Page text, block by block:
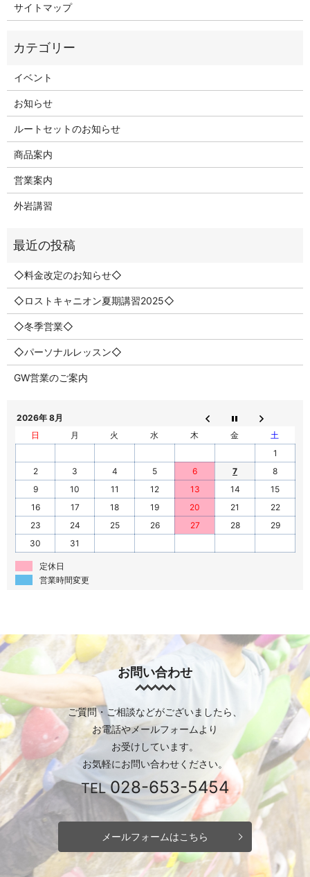
サイトマップ
イベント
お知らせ
ルートセットのお知らせ
商品案内
営業案内
外岩講習
◇料金改定のお知らせ◇
◇ロストキャニオン夏期講習2025◇
◇冬季営業◇
◇パーソナルレッスン◇
GW営業のご案内
2026年 8月
日
月 火 水 木 金
土
1
2
3 4 5 6 7
8
9
10 11 12 13 14
15
16
17 18 19 20 21
22
23
24 25 26 27 28
29
30
31
定休日
営業時間変更
お問い合わせ
ご質問・ご相談などがございましたら、
お電話やメールフォームより
お受けしています。
お気軽にお問い合わせください。
TEL028-653-5454
メールフォームはこちら